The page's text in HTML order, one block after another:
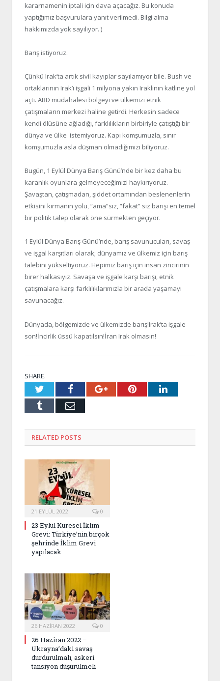
kararnamenin iptali için dava açacağız. Bu konuda
yaptığımız başvurulara yanıt verilmedi. Bilgi alma
hakkımızda yok sayılıyor. )
Barış istiyoruz.
Çünkü Irak’ta artık sivil kayıplar sayılamıyor bile. Bush ve
ortaklarının Irak’ı işgali 1 milyona yakın Iraklının katline yol
açtı. ABD müdahalesi bölgeyi ve ülkemizi etnik
çatışmaların merkezi haline getirdi. Herkesin sadece
kendi ölüsüne ağladığı, farklılıkların birbiriyle çatıştığı bir
dünya ve ülke istemiyoruz. Kapı komşumuzla, sınır
komşumuzla asla düşman olmadığımızı biliyoruz.
Bugün, 1 Eylül Dünya Barış Günü’nde bir kez daha bu
karanlık oyunlara gelmeyeceğimizi haykırıyoruz.
Şavaştan, çatışmadan, şiddet ortamından beslenenlerin
etkisini kırmanın yolu, “ama”sız, “fakat” sız barışı en temel
bir politik talep olarak öne sürmekten geçiyor.
1 Eylül Dünya Barış Günü’nde, barış savunucuları, savaş
ve işgal karşıtları olarak; dünyamız ve ülkemiz için barış
talebini yükseltiyoruz. Hepimiz barış için insan zincirinin
birer halkasıyız. Savaşa ve işgale karşı barışı, etnik
çatışmalara karşı farklılıklarımızla bir arada yaşamayı
savunacağız.
Dünyada, bölgemizde ve ülkemizde barış!Irak’ta işgale
son!İncirlik üssü kapatılsın!İran Irak olmasın!
SHARE.
TwitterFacebookGoogle+PinterestLinkedIn
Tumblr Email
RELATED POSTS
21 EYLÜL 2022 0
23 Eylül Küresel İklim
Grevi: Türkiye’nin birçok
şehrinde İklim Grevi
yapılacak
26 HAZIRAN 2022 0
26 Haziran 2022 –
Ukrayna’daki savaş
durdurulmalı, askeri
tansiyon düşürülmeli